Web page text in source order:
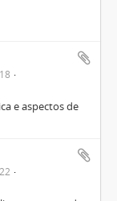
e aspectos de